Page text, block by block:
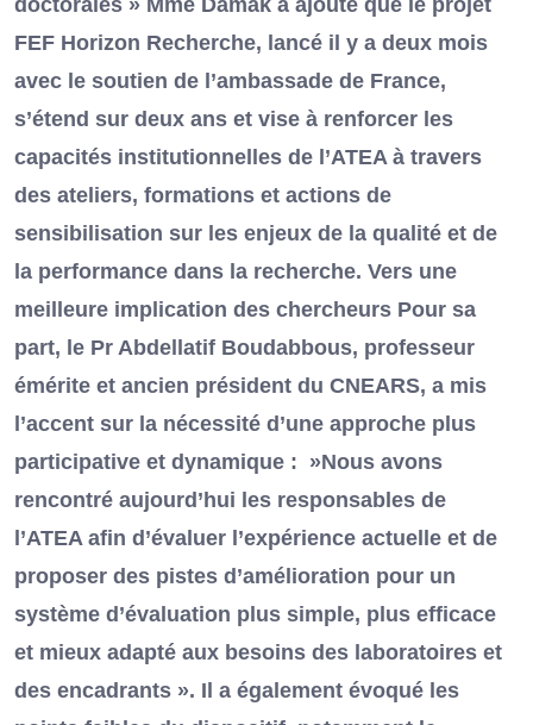
FEF Horizon Recherche, lancé il y a deux mois
avec le soutien de l’ambassade de France,
s’étend sur deux ans et vise à renforcer les
capacités institutionnelles de l’ATEA à travers
des ateliers, formations et actions de
sensibilisation sur les enjeux de la qualité et de
la performance dans la recherche. Vers une
meilleure implication des chercheurs Pour sa
part, le Pr Abdellatif Boudabbous, professeur
émérite et ancien président du CNEARS, a mis
l’accent sur la nécessité d’une approche plus
participative et dynamique : »Nous avons
rencontré aujourd’hui les responsables de
l’ATEA afin d’évaluer l’expérience actuelle et de
proposer des pistes d’amélioration pour un
système d’évaluation plus simple, plus efficace
et mieux adapté aux besoins des laboratoires et
des encadrants ». Il a également évoqué les